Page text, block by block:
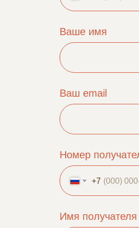
Ваше имя
Ваш email
Номер
+7
Имя получателя